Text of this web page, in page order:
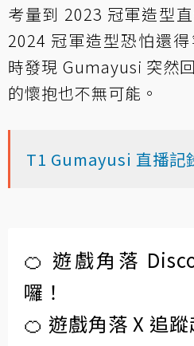
考量到 2023 冠軍造型
2024 冠軍造型恐怕還
時發現 Gumayusi 突然
的懷抱也不無可能。
T1 Gumayusi 直播記
🍊 遊戲角落
囉！
🍊 遊戲角落 X 追